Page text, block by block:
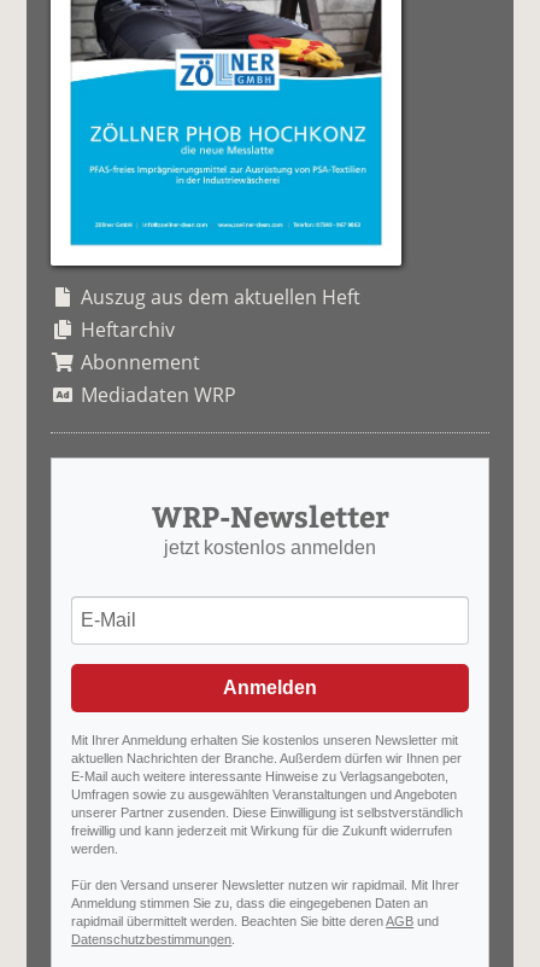
Auszug aus dem aktuellen Heft
Heftarchiv
Abonnement
Mediadaten WRP
WRP-Newsletter
jetzt kostenlos anmelden
Anmelden
Mit Ihrer Anmeldung erhalten Sie kostenlos unseren Newsletter mit
aktuellen Nachrichten der Branche. Außerdem dürfen wir Ihnen per
E-Mail auch weitere interessante Hinweise zu Verlagsangeboten,
Umfragen sowie zu ausgewählten Veranstaltungen und Angeboten
unserer Partner zusenden. Diese Einwilligung ist selbstverständlich
freiwillig und kann jederzeit mit Wirkung für die Zukunft widerrufen
werden.
Für den Versand unserer Newsletter nutzen wir rapidmail. Mit Ihrer
Anmeldung stimmen Sie zu, dass die eingegebenen Daten an
rapidmail übermittelt werden. Beachten Sie bitte derenAGB und
Datenschutzbestimmungen